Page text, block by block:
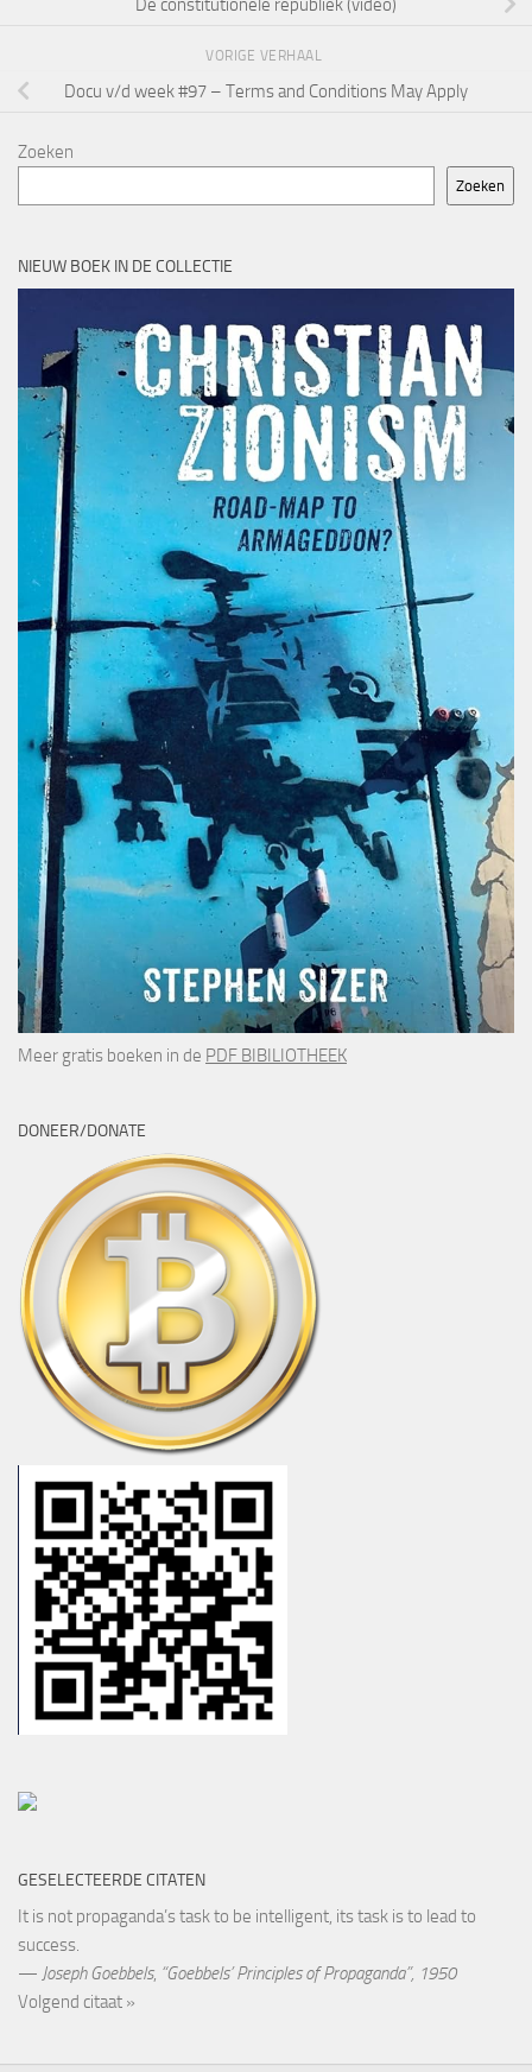
De constitutionele republiek (video)
VORIGE VERHAAL
Docu v/d week #97 – Terms and Conditions May Apply
Zoeken
Zoeken
NIEUW BOEK IN DE COLLECTIE
Meer gratis boeken in de PDF BIBILIOTHEEK
DONEER/DONATE
GESELECTEERDE CITATEN
It is not propaganda’s task to be intelligent, its task is to lead to
success.
— Joseph Goebbels, “Goebbels’ Principles of Propaganda”, 1950
Volgend citaat »